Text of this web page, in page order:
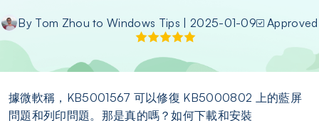
By Tom Zhou toWindows Tips | 2025-01-09 Approved
據微軟稱，KB5001567 可以修復 KB5000802 上的藍屏
問題和列印問題。那是真的嗎？如何下載和安裝